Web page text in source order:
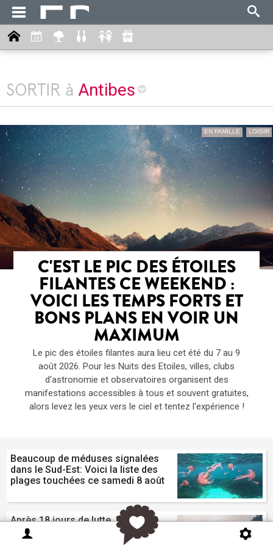
SORTIR à Antibes
EN FAMILLE LOISIR
C'EST LE PIC DES ÉTOILES
FILANTES CE WEEKEND :
VOICI LES TEMPS FORTS ET
BONS PLANS EN VOIR UN
MAXIMUM
Le pic des étoiles filantes aura lieu cet été du 7 au 9
août 2026. Pour les Nuits des Etoiles, villes, clubs
d'astronomie et observatoires organisent des
manifestations accessibles à tous et souvent gratuites,
alors levez les yeux vers le ciel et tentez l'expérience !
Beaucoup de méduses signalées
dans le Sud-Est: Voici la liste des
plages touchées ce samedi 8 août
Après 18 jours de lutte, l'incendie
du Gros Bessillon est fixé ce
vendredi soir